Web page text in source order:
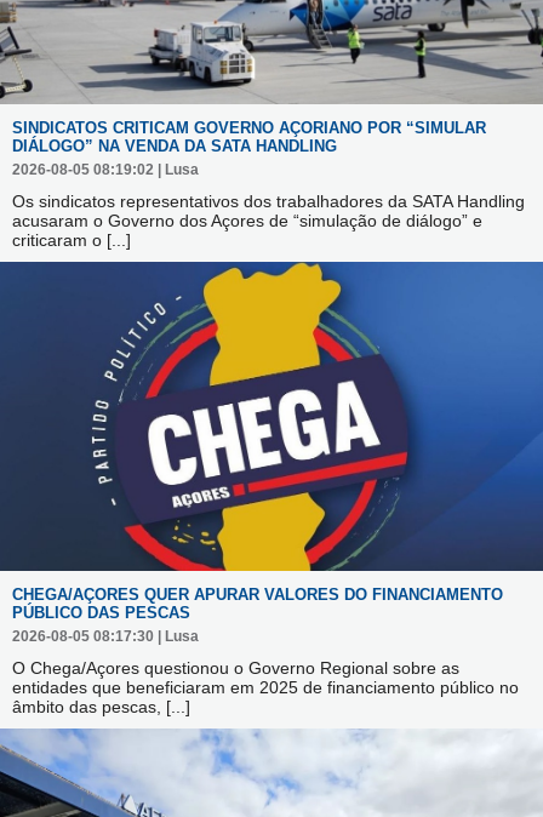
SINDICATOS CRITICAM GOVERNO AÇORIANO POR “SIMULAR
DIÁLOGO” NA VENDA DA SATA HANDLING
2026-08-05 08:19:02 | Lusa
Os sindicatos representativos dos trabalhadores da SATA Handling
acusaram o Governo dos Açores de “simulação de diálogo” e
criticaram o [...]
CHEGA/AÇORES QUER APURAR VALORES DO FINANCIAMENTO
PÚBLICO DAS PESCAS
2026-08-05 08:17:30 | Lusa
O Chega/Açores questionou o Governo Regional sobre as
entidades que beneficiaram em 2025 de financiamento público no
âmbito das pescas, [...]